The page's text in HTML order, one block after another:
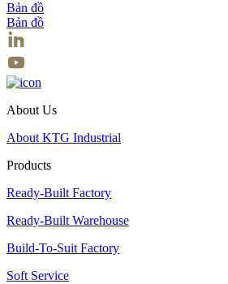
Bản đồ
Bản đồ
About Us
About KTG Industrial
Products
Ready-Built Factory
Ready-Built Warehouse
Build-To-Suit Factory
Soft Service